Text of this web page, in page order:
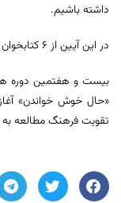
داشته باشیم.
در این آیین از ۶ کتابخوان نمونه خراسان جنوبی تجلیل شد.
«حال خوش خواندن»
تقویت فرهنگ مطالعه